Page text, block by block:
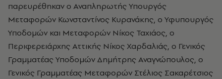
παρευρέθηκαν ο Αναπληρωτής Υπουργός
Μεταφορών Κωνσταντίνος Κυρανάκης, ο Υφυπουργός
Υποδομών και Μεταφορών Νίκος Ταχιάος, ο
Περιφερειάρχης Αττικής Νίκος Χαρδαλιάς, ο Γενικός
Γραμματέας Υποδομών Δημήτρης Αναγνώπουλος, ο
Γενικός Γραμματέας Μεταφορών Στέλιος Σακαρέτσιος